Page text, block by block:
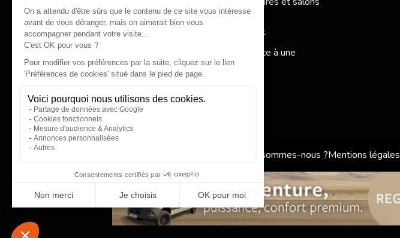
spécialisés,
Inspirations autour de la vanlife et du voyage itinérant.
Fourgonlesite.com
, votre guide pour un choix éclairé grâce à une
information claire, complète et indépendante.
EN SAVOIR PLUS
Qui sommes-nous ?Mentions légales